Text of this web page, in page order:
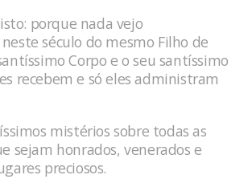
porque nada vejo
século do mesmo Filho de
Corpo e o seu santíssimo
recebem e só eles administram
mistérios sobre todas as
sejam honrados, venerados e
preciosos.